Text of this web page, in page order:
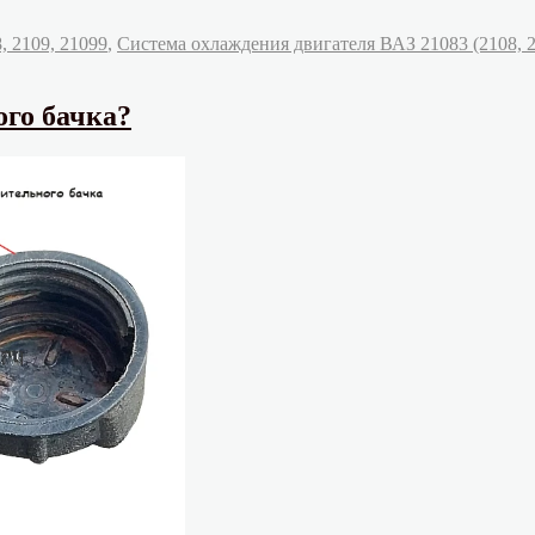
2109, 21099, Система охлаждения двигателя ВАЗ 21083 (2108,
бачка?